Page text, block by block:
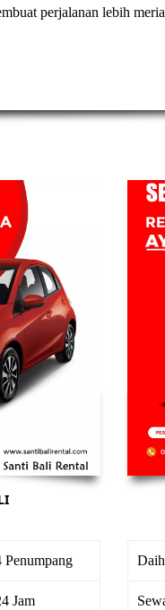
perjalanan lebih
Penumpang
Jam